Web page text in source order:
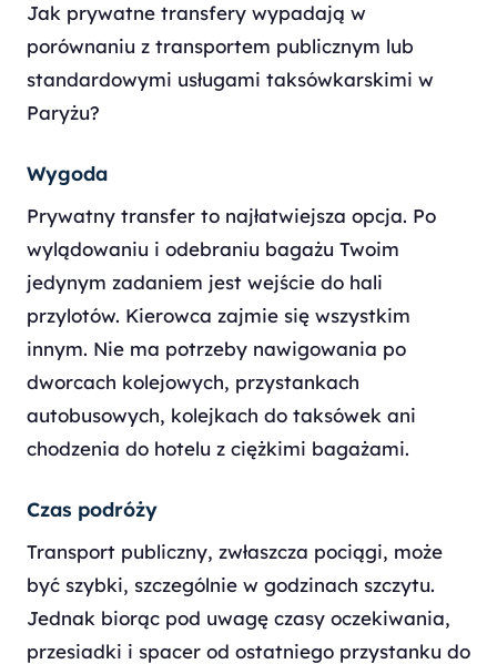
Jak prywatne transfery wypadają w
porównaniu z transportem publicznym lub
standardowymi usługami taksówkarskimi w
Paryżu?
Wygoda
Prywatny transfer to najłatwiejsza opcja. Po
wylądowaniu i odebraniu bagażu Twoim
jedynym zadaniem jest wejście do hali
przylotów. Kierowca zajmie się wszystkim
innym. Nie ma potrzeby nawigowania po
dworcach kolejowych, przystankach
autobusowych, kolejkach do taksówek ani
chodzenia do hotelu z ciężkimi bagażami.
Czas podróży
Transport publiczny, zwłaszcza pociągi, może
być szybki, szczególnie w godzinach szczytu.
Jednak biorąc pod uwagę czasy oczekiwania,
przesiadki i spacer od ostatniego przystanku do